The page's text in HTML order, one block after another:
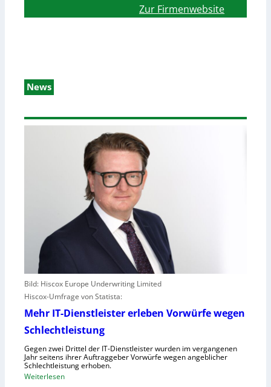
Zur Firmenwebsite
News
Bild: Hiscox Europe Underwriting Limited
Hiscox-Umfrage von Statista:
Mehr IT-Dienstleister erleben Vorwürfe wegen
Schlechtleistung
Gegen zwei Drittel der IT-Dienstleister wurden im vergangenen
Jahr seitens ihrer Auftraggeber Vorwürfe wegen angeblicher
Schlechtleistung erhoben.
Weiterlesen: